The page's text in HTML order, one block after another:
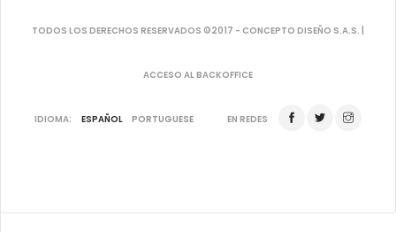
TODOS LOS DERECHOS RESERVADOS ©2017 - CONCEPTO DISEÑO S.A.S. |
ACCESO AL BACKOFFICE
IDIOMA: ESPAÑOL PORTUGUESE EN REDES